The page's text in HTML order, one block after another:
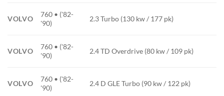
VOLVO
760 • ('82-
'90)
2.3 Turbo (130 kw / 177 pk)
VOLVO
760 • ('82-
'90)
2.4 TD Overdrive (80 kw / 109 pk)
VOLVO
760 • ('82-
'90)
2.4 D GLE Turbo (90 kw / 122 pk)